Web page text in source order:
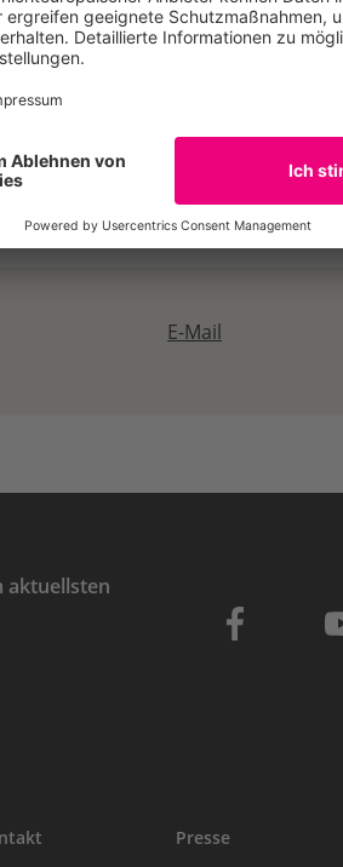
entsprechende Gesetzte
und Rheinland-Pfalz sind sie
E-Mail
aktuellsten
Presse